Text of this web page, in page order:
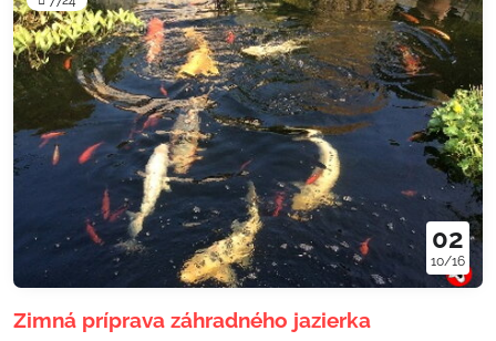
02
10/16
Zimná príprava záhradného jazierka